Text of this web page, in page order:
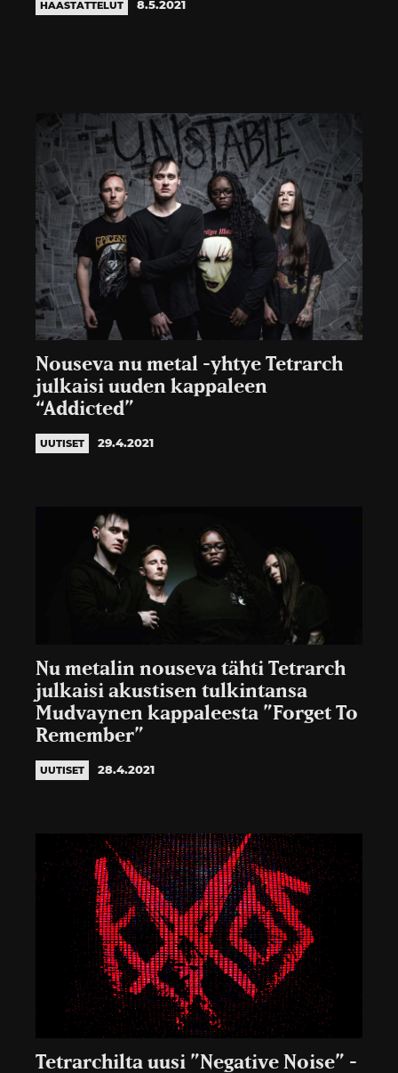
HAASTATTELUT 8.5.2021
Nouseva nu metal -yhtye Tetrarch
julkaisi uuden kappaleen
“Addicted”
UUTISET 29.4.2021
Nu metalin nouseva tähti Tetrarch
julkaisi akustisen tulkintansa
Mudvaynen kappaleesta ”Forget To
Remember”
UUTISET 28.4.2021
Tetrarchilta uusi ”Negative Noise” -